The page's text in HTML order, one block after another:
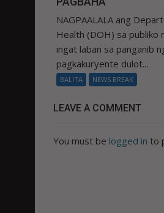
NAGPAALALA ang
Health (DOH) sa publiko
ingat laban sa panganib
pagkakuryente dulot...
BALITA NEWS BREAK
LEAVE A COMMENT
You must be logged in to